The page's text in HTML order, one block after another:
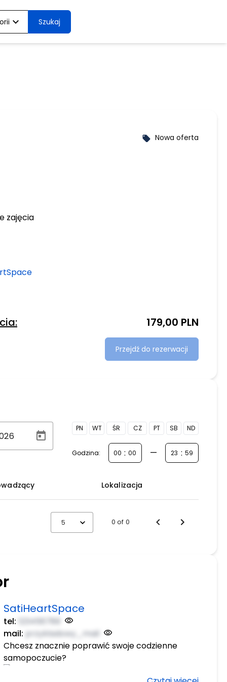
expand_more Szukaj
local_offer Nowa oferta
zajęcia
179,00 PLN
Przejdź do rezerwacji
PN WT ŚR CZ PT SB ND
Godzina: : — :
Lokalizacja
5 0 of 0
SatiHeartSpace
tel:
123456789
mail: przykladowy_mail
Chcesz znacznie poprawić swoje codzienne
samopoczucie?